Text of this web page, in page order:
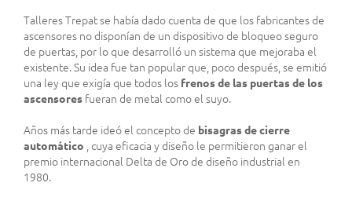
Talleres Trepat se había dado cuenta de que los fabricantes de
ascensores no disponían de un dispositivo de bloqueo seguro
de puertas, por lo que desarrolló un sistema que mejoraba el
existente. Su idea fue tan popular que, poco después, se emitió
una ley que exigía que todos los frenos de las puertas de los
ascensores fueran de metal como el suyo.
Años más tarde ideó el concepto de bisagras de cierre
automático , cuya eficacia y diseño le permitieron ganar el
premio internacional Delta de Oro de diseño industrial en
1980.